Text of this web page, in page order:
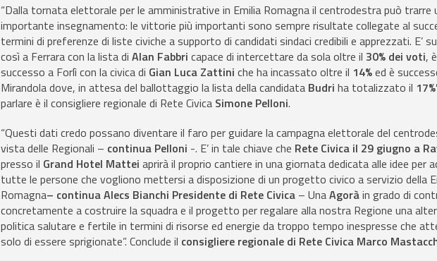
“Dalla tornata elettorale per le amministrative in Emilia Romagna il centrodestra può trarre
importante insegnamento: le vittorie più importanti sono sempre risultate collegate al
termini di preferenze di liste civiche a supporto di candidati sindaci credibili e apprezzati. E’
così a Ferrara con la lista di Alan Fabbri capace di intercettare da sola oltre il 30% dei voti, è
successo a Forlì con la civica di Gian Luca Zattini che ha incassato oltre il 14%ed è
Mirandola dove, in attesa del ballottaggio la lista della candidata Budri ha totalizzato il
parlare è il consigliere regionale di Rete Civica Simone Pelloni.
“Questi dati credo possano diventare il faro per guidare la campagna elettorale del
vista delle Regionali – continua Pelloni -. E’ in tale chiave che Rete Civica il 29 giugno a
presso il Grand Hotel Mattei aprirà il proprio cantiere in una giornata dedicata alle idee per
tutte le persone che vogliono mettersi a disposizione di un progetto civico a servizio della
Romagna– continua Alecs Bianchi Presidente di Rete Civica – UnaAgoràin grado di
concretamente a costruire la squadra e il progetto per regalare alla nostra Regione una
politica salutare e fertile in termini di risorse ed energie da troppo tempo inespresse che
solo di essere sprigionate”. Conclude il consigliere regionale di Rete Civica Marco